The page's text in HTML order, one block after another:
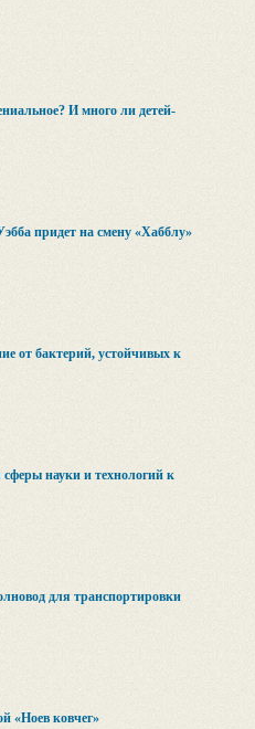
И много ли детей-
придет на смену «Хабблу»
от бактерий, устойчивых к
науки и технологий к
для транспортировки
«Ноев ковчег»